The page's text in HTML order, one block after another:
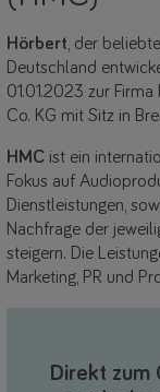
Hörbert, der
Deutschland
01.01.2023 zur
Co. KG mit Sitz in
HMC ist ein
Fokus auf
Dienstleistungen,
Nachfrage der
steigern. Die
Marketing, PR und
Direkt zum